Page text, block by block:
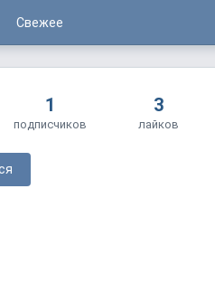
Свежее
1
подписчиков
3
лайков